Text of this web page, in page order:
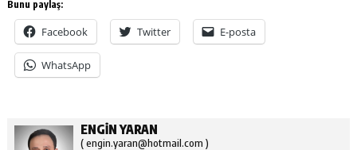
Bunu paylaş:
Facebook Twitter E-posta
WhatsApp
ENGIN YARAN
( engin.yaran@hotmail.com )